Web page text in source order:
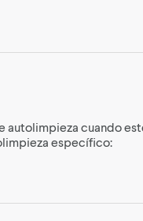
autolimpieza cuando
específico: